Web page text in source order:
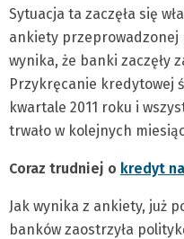
Sytuacja ta zaczęła się
ankiety przeprowadzonej
wynika, że banki zaczęły
Przykręcanie kredytowej
kwartale 2011 roku i
trwało w kolejnych
Coraz trudniej o kredyt
Jak wynika z ankiety, już
banków zaostrzyła